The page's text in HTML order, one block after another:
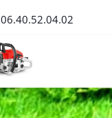
06.40.52.04.02